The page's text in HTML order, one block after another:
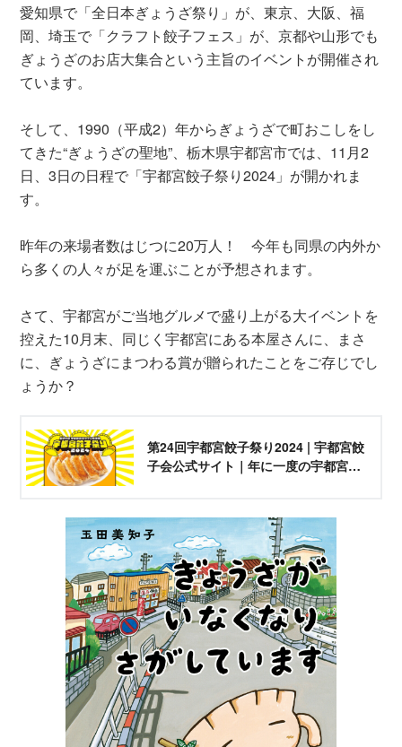
愛知県で「全日本ぎょうざ祭り」が、東京、大阪、福
岡、埼玉で「クラフト餃子フェス」が、京都や山形でも
ぎょうざのお店大集合という主旨のイベントが開催され
ています。
そして、1990（平成2）年からぎょうざで町おこしをし
てきた“ぎょうざの聖地”、栃木県宇都宮市では、11月2
日、3日の日程で「宇都宮餃子祭り2024」が開かれま
す。
昨年の来場者数はじつに20万人！ 今年も同県の内外か
ら多くの人々が足を運ぶことが予想されます。
さて、宇都宮がご当地グルメで盛り上がる大イベントを
控えた10月末、同じく宇都宮にある本屋さんに、まさ
に、ぎょうざにまつわる賞が贈られたことをご存じでし
ょうか？
第24回宇都宮餃子祭り2024 | 宇都宮餃
子会公式サイト｜年に一度の宇都宮餃